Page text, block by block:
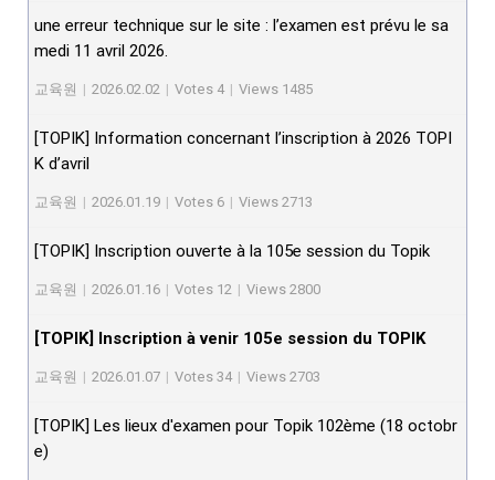
une erreur technique sur le site : l’examen est prévu le sa
medi 11 avril 2026.
교육원 | 2026.02.02 | Votes 4 | Views 1485
[TOPIK] Information concernant l’inscription à 2026 TOPI
K d’avril
교육원 | 2026.01.19 | Votes 6 | Views 2713
[TOPIK] Inscription ouverte à la 105e session du Topik
교육원 | 2026.01.16 | Votes 12 | Views 2800
[TOPIK] Inscription à venir 105e session du TOPIK
교육원 | 2026.01.07 | Votes 34 | Views 2703
[TOPIK] Les lieux d'examen pour Topik 102ème (18 octobr
e)